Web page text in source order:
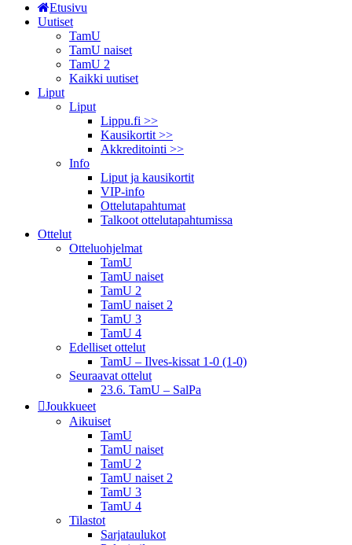
Etusivu
Uutiset
TamU
TamU naiset
TamU 2
Kaikki uutiset
Liput
Liput
Lippu.fi >>
Kausikortit >>
Akkreditointi >>
Info
Liput ja kausikortit
VIP-info
Ottelutapahtumat
Talkoot ottelu­tapahtumissa
Ottelut
Otteluohjelmat
TamU
TamU naiset
TamU 2
TamU naiset 2
TamU 3
TamU 4
Edelliset ottelut
TamU – Ilves-kissat 1-0 (1-0)
Seuraavat ottelut
23.6. TamU – SalPa
Joukkueet
Aikuiset
TamU
TamU naiset
TamU 2
TamU naiset 2
TamU 3
TamU 4
Tilastot
Sarjataulukot